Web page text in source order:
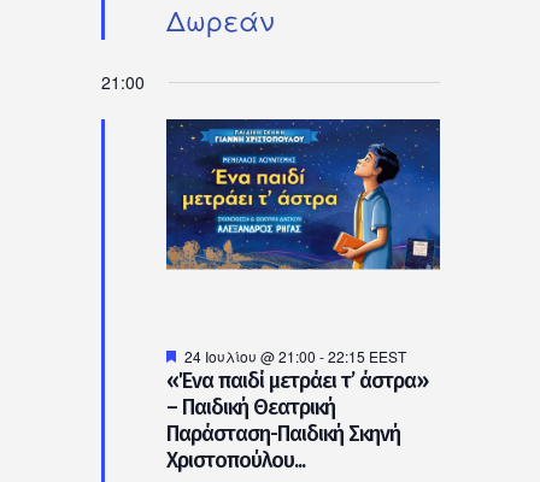
Δωρεάν
21:00
«Ένα παιδί μετράει τ’ άστρα»
– Παιδική Θεατρική
Παράσταση-Παιδική Σκηνή
Χριστοπούλου...
Προτεινόμενο
24 Ιουλίου @ 21:00 -22:15 EEST